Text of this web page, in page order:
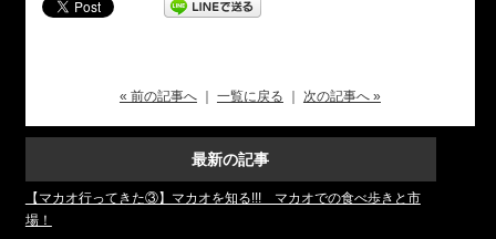
« 前の記事へ｜ 一覧に戻る 次の記事へ »
最新の記事
【マカオ行ってきた③】マカオを知る!!! マカオでの食べ歩きと市
場！